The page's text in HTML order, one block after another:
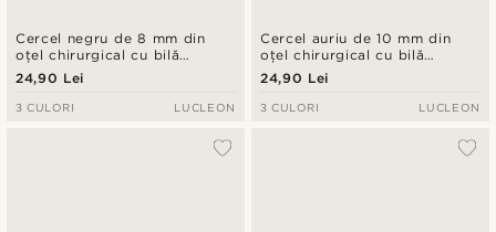
Cercel negru de 8 mm din
oțel chirurgical cu bilă
captivă
24,90 Lei
3 CULORI LUCLEON
Cercel auriu de 10 mm din
oțel chirurgical cu bilă
captivă
24,90 Lei
3 CULORI LUCLEON